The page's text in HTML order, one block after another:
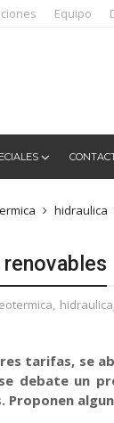
Equipo
hidraulica
, hidraulica
tarifas, se
debate un